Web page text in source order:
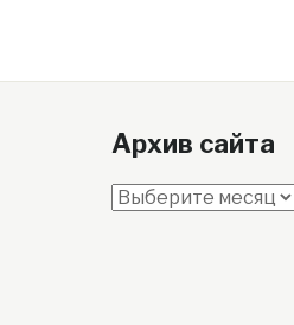
Архив сайта
Архив